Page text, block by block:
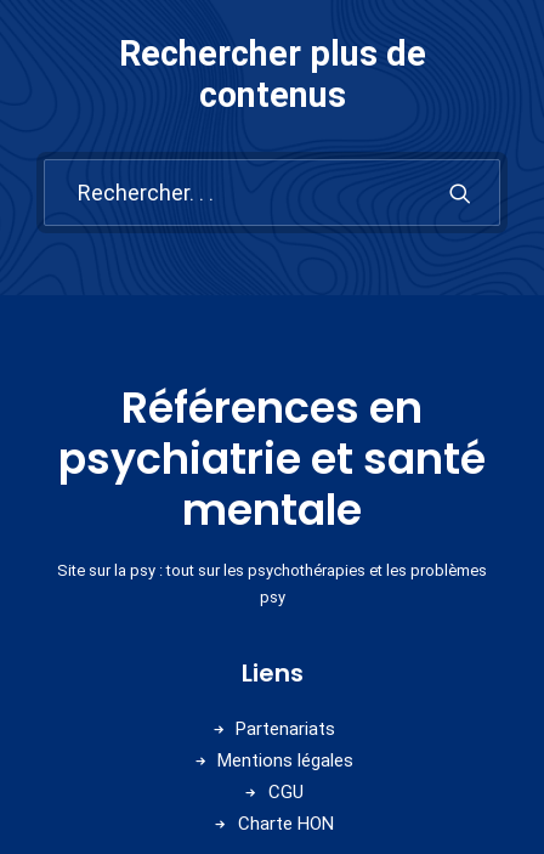
Rechercher plus de
contenus
Références en
psychiatrie et santé
mentale
Site sur la psy : tout sur les psychothérapies et les problèmes
psy
Liens
Partenariats
Mentions légales
CGU
Charte HON